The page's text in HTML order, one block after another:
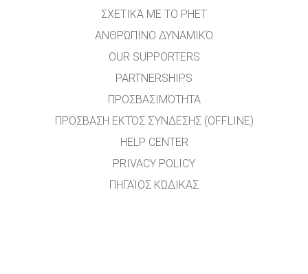
ΣΧΕΤΙΚΆ ΜΕ ΤΟ PHET
ΑΝΘΡΏΠΙΝΟ ΔΥΝΑΜΙΚΌ
OUR SUPPORTERS
PARTNERSHIPS
ΠΡΟΣΒΑΣΙΜΌΤΗΤΑ
ΠΡΌΣΒΑΣΗ ΕΚΤΌΣ ΣΎΝΔΕΣΗΣ (OFFLINE)
HELP CENTER
PRIVACY POLICY
ΠΗΓΑΊΟΣ ΚΏΔΙΚΑΣ